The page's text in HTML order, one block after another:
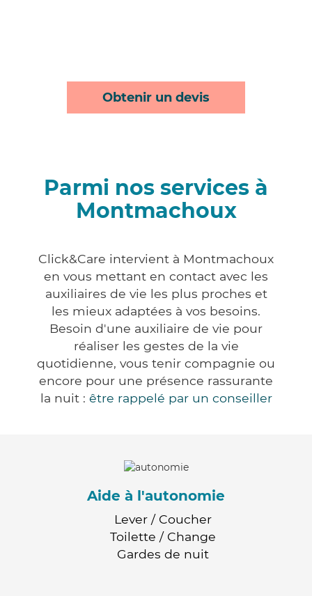
Obtenir un devis
Parmi nos services à
Montmachoux
Click&Care intervient à Montmachoux
en vous mettant en contact avec les
auxiliaires de vie les plus proches et
les mieux adaptées à vos besoins.
Besoin d'une auxiliaire de vie pour
réaliser les gestes de la vie
quotidienne, vous tenir compagnie ou
encore pour une présence rassurante
la nuit : être rappelé par un conseiller
Aide à l'autonomie
Lever / Coucher
Toilette / Change
Gardes de nuit